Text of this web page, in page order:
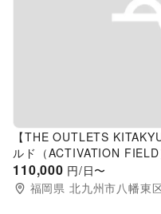
Previous slide
【THE OUTLETS
ルド（ACTIVATION FIELD
110,000 円/日〜
福岡県 北九州市八幡東